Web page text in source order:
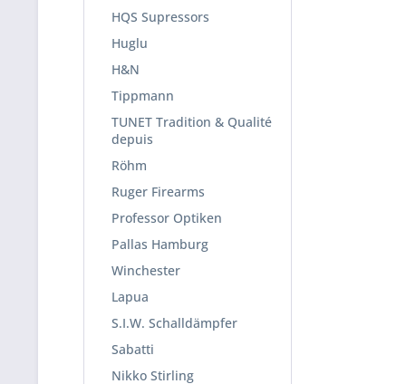
HQS Supressors
Huglu
H&N
Tippmann
TUNET Tradition & Qualité
depuis
Röhm
Ruger Firearms
Professor Optiken
Pallas Hamburg
Winchester
Lapua
S.I.W. Schalldämpfer
Sabatti
Nikko Stirling